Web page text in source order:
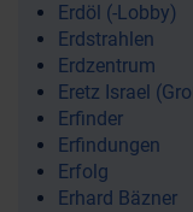
Erdöl (-Lobby)
Erdstrahlen
Erdzentrum
Eretz Israel
Erfinder
Erfindungen
Erfolg
Erhard Bäzner